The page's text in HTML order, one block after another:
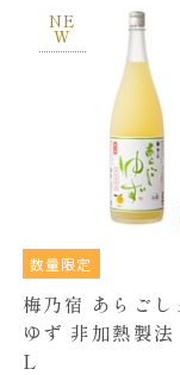
NE
W
数量限定
梅乃宿 あらごし
ゆず 非加熱製
L